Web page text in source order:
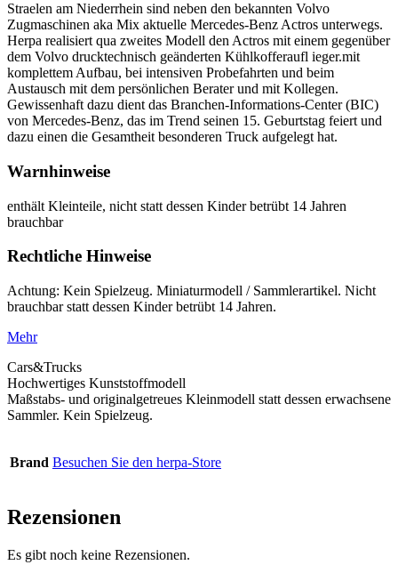
Straelen am Niederrhein sind neben den bekannten Volvo
Zugmaschinen aka Mix aktuelle Mercedes-Benz Actros unterwegs.
Herpa realisiert qua zweites Modell den Actros mit einem gegenüber
dem Volvo drucktechnisch geänderten Kühlkofferaufl ieger.mit
komplettem Aufbau, bei intensiven Probefahrten und beim
Austausch mit dem persönlichen Berater und mit Kollegen.
Gewissenhaft dazu dient das Branchen-Informations-Center (BIC)
von Mercedes-Benz, das im Trend seinen 15. Geburtstag feiert und
dazu einen die Gesamtheit besonderen Truck aufgelegt hat.
Warnhinweise
enthält Kleinteile, nicht statt dessen Kinder betrübt 14 Jahren
brauchbar
Rechtliche Hinweise
Achtung: Kein Spielzeug. Miniaturmodell / Sammlerartikel. Nicht
brauchbar statt dessen Kinder betrübt 14 Jahren.
Mehr
Cars&Trucks
Hochwertiges Kunststoffmodell
Maßstabs- und originalgetreues Kleinmodell statt dessen erwachsene
Sammler. Kein Spielzeug.
Brand Besuchen Sie den herpa-Store
Rezensionen
Es gibt noch keine Rezensionen.